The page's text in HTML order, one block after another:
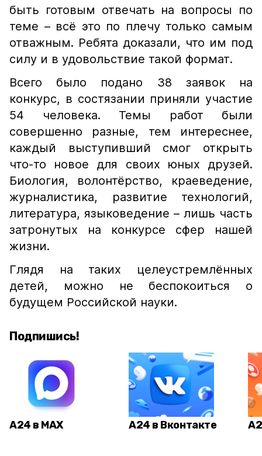
быть готовым отвечать на вопросы по
теме – всё это по плечу только самым
отважным. Ребята доказали, что им под
силу и в удовольствие такой формат.
Всего было подано 38 заявок на
конкурс, в состязании приняли участие
54 человека. Темы работ были
совершенно разные, тем интереснее,
каждый выступивший смог открыть
что-то новое для своих юных друзей.
Биология, волонтёрство, краеведение,
журналистика, развитие технологий,
литература, языковедение – лишь часть
затронутых на конкурсе сфер нашей
жизни.
Глядя на таких целеустремлённых
детей, можно не беспокоиться о
будущем Российской науки.
Подпишись!
А24 в MAX А24 в Вконтакте